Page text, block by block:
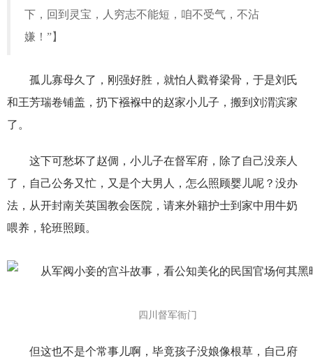
下，回到灵宝，人穷志不能短，咱不受气，不沾
嫌！”】
孤儿寡母久了，刚强好胜，就怕人戳脊梁骨，于是刘氏
和王芳瑞卷铺盖，扔下襁褓中的赵家小儿子，搬到刘渭滨家
了。
这下可愁坏了赵倜，小儿子在督军府，除了自己没亲人
了，自己公务又忙，又是个大男人，怎么照顾婴儿呢？没办
法，从开封南关英国教会医院，请来外籍护士到家中用牛奶
喂养，轮班照顾。
四川督军衙门
但这也不是个常事儿啊，毕竟孩子没娘像根草，自己府